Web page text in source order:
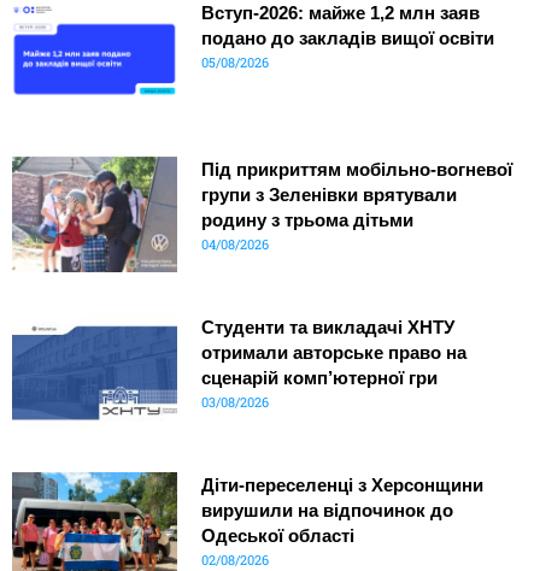
Вступ-2026: майже 1,2 млн заяв
подано до закладів вищої освіти
05/08/2026
Під прикриттям мобільно-вогневої
групи з Зеленівки врятували
родину з трьома дітьми
04/08/2026
Студенти та викладачі ХНТУ
отримали авторське право на
сценарій комп’ютерної гри
03/08/2026
Діти-переселенці з Херсонщини
вирушили на відпочинок до
Одеської області
02/08/2026